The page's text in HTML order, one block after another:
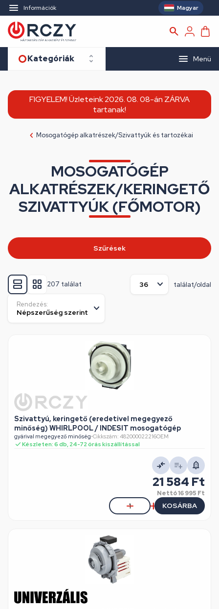
Információk Magyar
Kategóriák Menü
FIGYELEM! Üzleteink 2026. 08. 08-án ZÁRVA
tartanak!
Mosogatógép alkatrészek/Szivattyúk és tartozékai
MOSOGATÓGÉP
ALKATRÉSZEK/KERINGETŐ
SZIVATTYÚK (FŐMOTOR)
207 találat találat/oldal
Rendezés:
Szivattyú, keringető (eredetivel megegyező
minőség) WHIRLPOOL / INDESIT mosogatógép
gyárival megegyező minőség•Cikkszám: 482000022216OEM
Készleten: 6 db, 24-72 órás kiszállítással
21 584 Ft
Nettó16 995 Ft
KOSÁRBA
Szűrések